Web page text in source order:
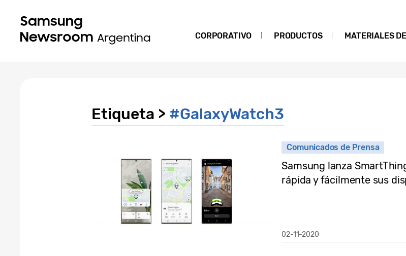
CORPORATIVO PRODUCTOS MATERIALES
Etiqueta > #GalaxyWatch3
Comunicados de Prensa
Samsung lanza
rápida y fácilmente sus
02-11-2020